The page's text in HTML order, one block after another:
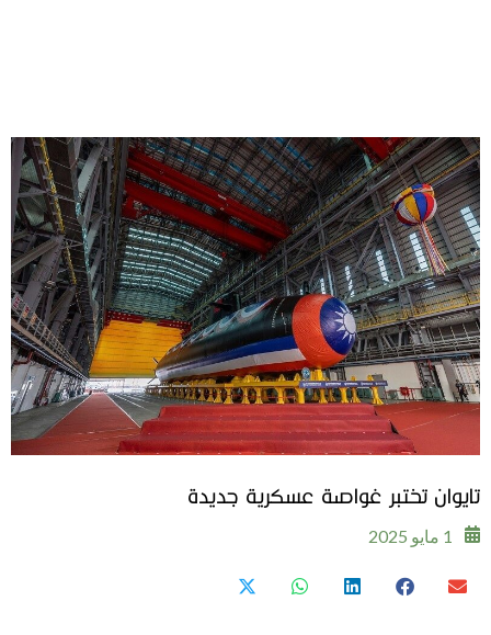
تايوان تختبر غواصة عسكرية جديدة
1 مايو 2025